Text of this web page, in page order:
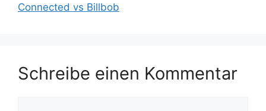
Connected vs Billbob
Schreibe einen Kommentar